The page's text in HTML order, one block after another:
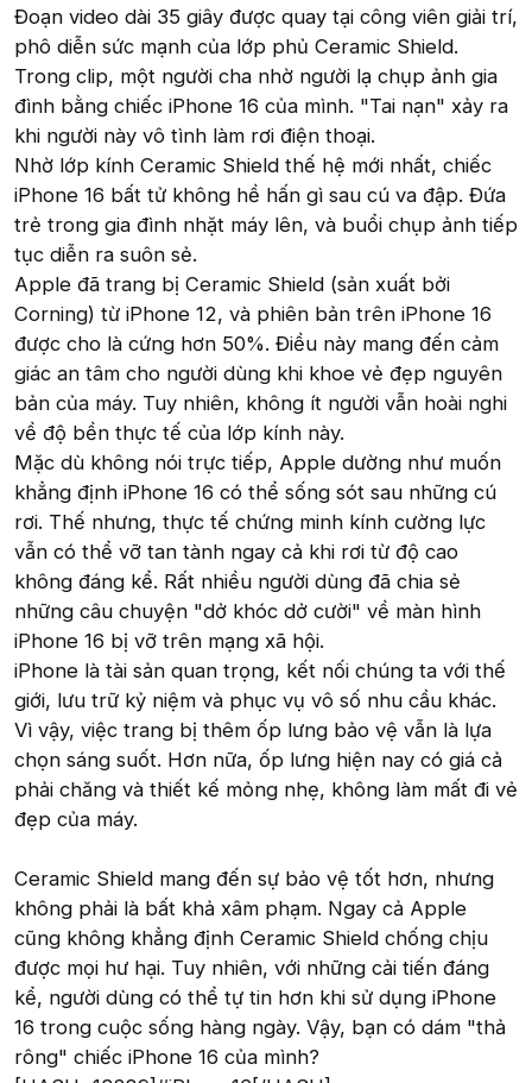
Đoạn video dài 35 giây được quay tại công viên giải trí,
phô diễn sức mạnh của lớp phủ Ceramic Shield.
Trong clip, một người cha nhờ người lạ chụp ảnh gia
đình bằng chiếc iPhone 16 của mình. "Tai nạn" xảy ra
khi người này vô tình làm rơi điện thoại.
Nhờ lớp kính Ceramic Shield thế hệ mới nhất, chiếc
iPhone 16 bất tử không hề hấn gì sau cú va đập. Đứa
trẻ trong gia đình nhặt máy lên, và buổi chụp ảnh tiếp
tục diễn ra suôn sẻ.
Apple đã trang bị Ceramic Shield (sản xuất bởi
Corning) từ iPhone 12, và phiên bản trên iPhone 16
được cho là cứng hơn 50%. Điều này mang đến cảm
giác an tâm cho người dùng khi khoe vẻ đẹp nguyên
bản của máy. Tuy nhiên, không ít người vẫn hoài nghi
về độ bền thực tế của lớp kính này.
Mặc dù không nói trực tiếp, Apple dường như muốn
khẳng định iPhone 16 có thể sống sót sau những cú
rơi. Thế nhưng, thực tế chứng minh kính cường lực
vẫn có thể vỡ tan tành ngay cả khi rơi từ độ cao
không đáng kể. Rất nhiều người dùng đã chia sẻ
những câu chuyện "dở khóc dở cười" về màn hình
iPhone 16 bị vỡ trên mạng xã hội.
iPhone là tài sản quan trọng, kết nối chúng ta với thế
giới, lưu trữ kỷ niệm và phục vụ vô số nhu cầu khác.
Vì vậy, việc trang bị thêm ốp lưng bảo vệ vẫn là lựa
chọn sáng suốt. Hơn nữa, ốp lưng hiện nay có giá cả
phải chăng và thiết kế mỏng nhẹ, không làm mất đi vẻ
đẹp của máy.
Ceramic Shield mang đến sự bảo vệ tốt hơn, nhưng
không phải là bất khả xâm phạm. Ngay cả Apple
cũng không khẳng định Ceramic Shield chống chịu
được mọi hư hại. Tuy nhiên, với những cải tiến đáng
kể, người dùng có thể tự tin hơn khi sử dụng iPhone
16 trong cuộc sống hàng ngày. Vậy, bạn có dám "thả
rông" chiếc iPhone 16 của mình?